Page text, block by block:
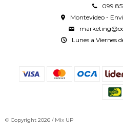
099
Montevideo -
Lunes a Viernes
© Copyright 2026 / Mix UP